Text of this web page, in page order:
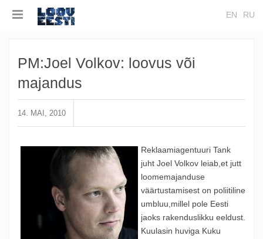
RU
EN
PM:Joel Volkov: loovus või
majandus
14. MAI, 2010
Reklaamiagentuuri Tank
juht Joel Volkov leiab,et jutt
loomemajanduse
väärtustamisest on poliitiline
umbluu,millel pole Eesti
jaoks rakenduslikku eeldust.
Kuulasin huviga Kuku